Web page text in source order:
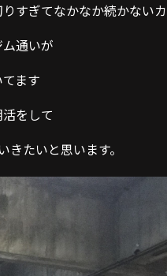
すぎてなかなか続かない
通いが
ます
をして
きたいと思います。